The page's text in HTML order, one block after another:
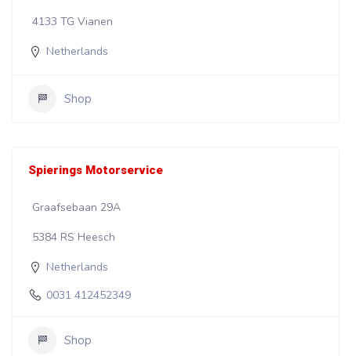
4133 TG Vianen
Netherlands
Shop
Spierings Motorservice
Graafsebaan 29A
5384 RS Heesch
Netherlands
0031 412452349
Shop